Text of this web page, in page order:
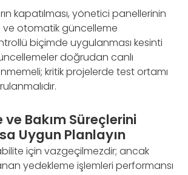
kapatılması, yönetici panellerinin
ve otomatik güncelleme
biçimde uygulanması kesinti
doğrudan canlı
kritik projelerde test ortamı
Bakım Süreçlerini
Uygun Planlayın
için vazgeçilmezdir; ancak
yedekleme işlemleri performansı